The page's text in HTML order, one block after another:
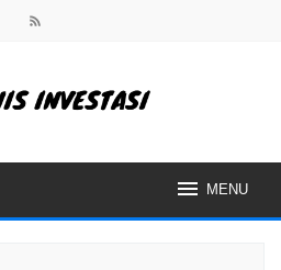
MENU